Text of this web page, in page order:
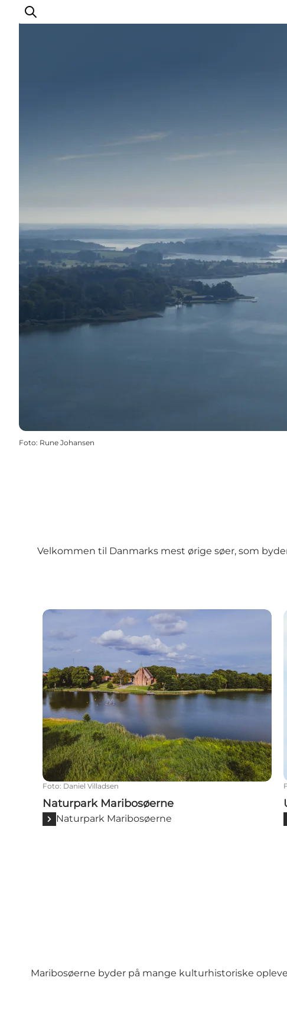
Foto: Rune Johansen
Velkommen til Danmarks mest ørige søer, som
Naturpark Maribosøerne
Foto: Daniel Villadsen
Naturpark Maribosøerne
Naturpark Maribosøerne
Maribosøerne byder på mange kulturhistoriske